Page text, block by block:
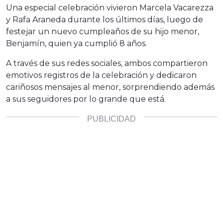
Una especial celebración vivieron Marcela Vacarezza
y Rafa Araneda durante los últimos días, luego de
festejar un nuevo cumpleaños de su hijo menor,
Benjamín, quien ya cumplió 8 años.
A través de sus redes sociales, ambos compartieron
emotivos registros de la celebración y dedicaron
cariñosos mensajes al menor, sorprendiendo además
a sus seguidores por lo grande que está.